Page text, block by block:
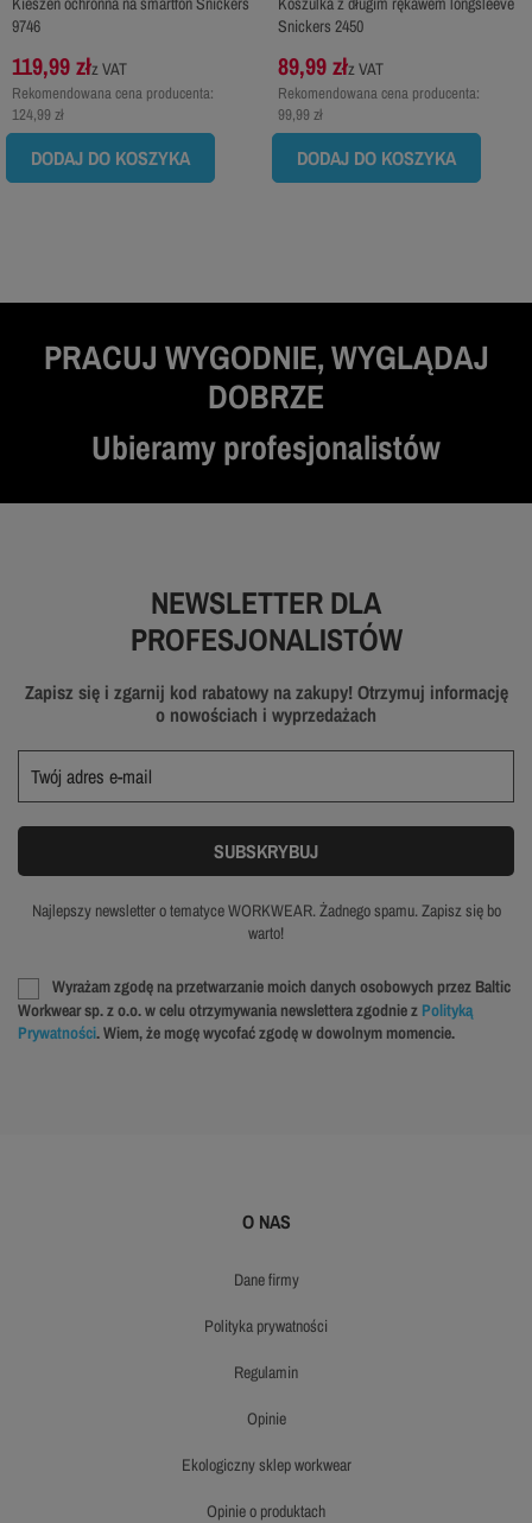
9746
119,99 złz VAT
Rekomendowana cena producenta:
124,99 zł
DODAJ DO KOSZYKA
Snickers 2450
89,99 złz VAT
Rekomendowana cena producenta:
99,99 zł
DODAJ DO KOSZYKA
PRACUJ WYGODNIE, WYGLĄDAJ
DOBRZE
Ubieramy profesjonalistów
NEWSLETTER DLA
PROFESJONALISTÓW
Zapisz się i zgarnij kod rabatowy na zakupy! Otrzymuj informację
o nowościach i wyprzedażach
Najlepszy newsletter o tematyce WORKWEAR. Żadnego spamu. Zapisz się bo
warto!
Wyrażam zgodę na przetwarzanie moich danych osobowych przez Baltic
Workwear sp. z o.o. w celu otrzymywania newslettera zgodnie z Polityką
Prywatności. Wiem, że mogę wycofać zgodę w dowolnym momencie.
O NAS
dane firmy
polityka prywatności
regulamin
opinie
ekologiczny sklep workwear
opinie o produktach